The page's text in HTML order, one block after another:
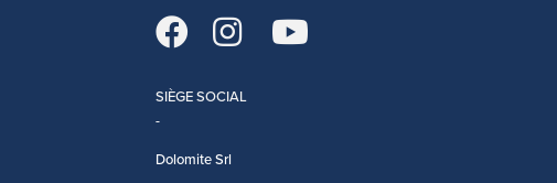
SIÈGE SOCIAL
Dolomite Srl